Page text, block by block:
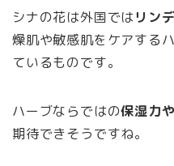
シナの花は外国ではリン
燥肌や敏感肌をケアする
ているものです。
ハーブならではの保湿力
期待できそうですね。